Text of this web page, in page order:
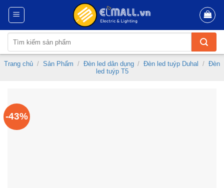
Skip
content
kiếm:
Trang chủ / Sản Phẩm / Đèn led dân dụng / Đèn led tuýp Duhal / Đèn
led tuýp T5
-43%